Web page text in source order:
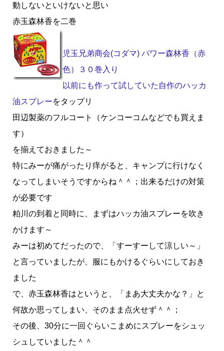
動しないといけないと思い
赤玉森林香を二巻
児玉兄弟商会(コダマ) パワー森林香（赤
色）３０巻入り
以前にも作って試していた自作のハッカ
油スプレーをタップリ
田辺製薬のフルコート（ケンコーコムなどでも買えま
す）
を揃えておきました～
特にみーが痛がったり痒がると、キャンプに行けなく
なってしまいそうですからね＾＾；出来るだけの対策
が必要です
粕川の到着と同時に、まずはハッカ油スプレーを吹き
かけます～
みーは初めてだったので、「すーすーして涼しい～」
と言っていましたが、服にもかけるぐらいにしておき
ました
で、赤玉森林香はというと、「まあ大丈夫かな？」と
何故か思ってしまい、そのまま点火せず＾＾；
その後、30分に一回ぐらいこまめにスプレーをシュッ
シュしていました＾＾